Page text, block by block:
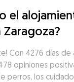
el
Zaragoza?
Con 4276 días de
opiniones
perros, los